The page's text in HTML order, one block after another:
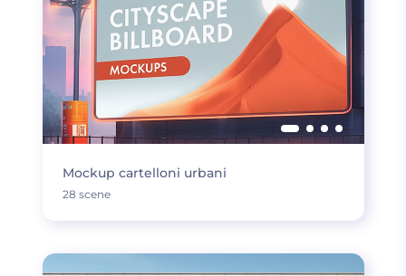
Mockup cartelloni urbani
28 scene